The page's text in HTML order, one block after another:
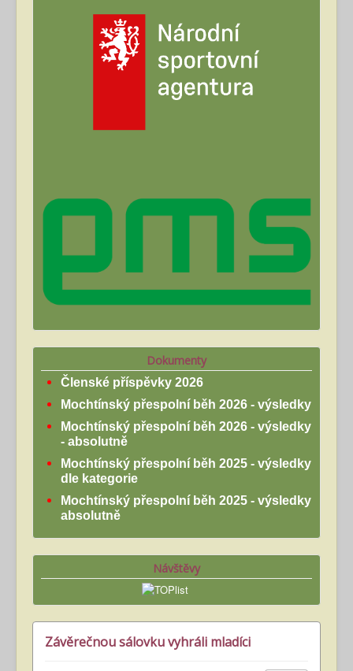
Dokumenty
Členské příspěvky 2026
Mochtínský přespolní běh 2026 - výsledky
Mochtínský přespolní běh 2026 - výsledky
- absolutně
Mochtínský přespolní běh 2025 - výsledky
dle kategorie
Mochtínský přespolní běh 2025 - výsledky
absolutně
Návštěvy
Závěrečnou sálovku vyhráli mladíci